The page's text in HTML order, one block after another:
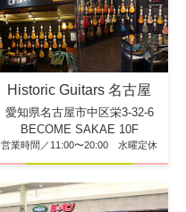
Historic Guitars 名古屋
愛知県名古屋市中区栄3-32-6
BECOME SAKAE 10F
営業時間／11:00〜20:00 水曜定休